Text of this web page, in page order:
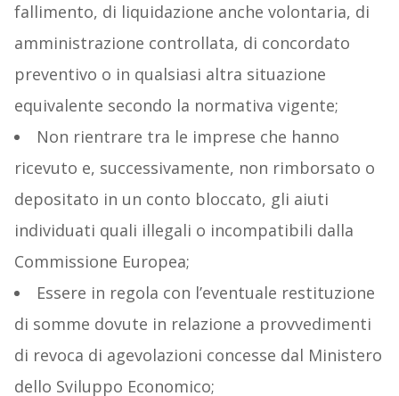
fallimento, di liquidazione anche volontaria, di
amministrazione controllata, di concordato
preventivo o in qualsiasi altra situazione
equivalente secondo la normativa vigente;
Non rientrare tra le imprese che hanno
ricevuto e, successivamente, non rimborsato o
depositato in un conto bloccato, gli aiuti
individuati quali illegali o incompatibili dalla
Commissione Europea;
Essere in regola con l’eventuale restituzione
di somme dovute in relazione a provvedimenti
di revoca di agevolazioni concesse dal Ministero
dello Sviluppo Economico;